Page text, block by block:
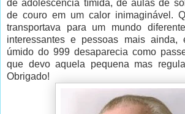
de adolescência tímida, de aulas de
de couro em um calor inimaginável.
transportava para um mundo
interessantes e pessoas mais
úmido do 999 desaparecia como
que devo aquela pequena mas
Obrigado!